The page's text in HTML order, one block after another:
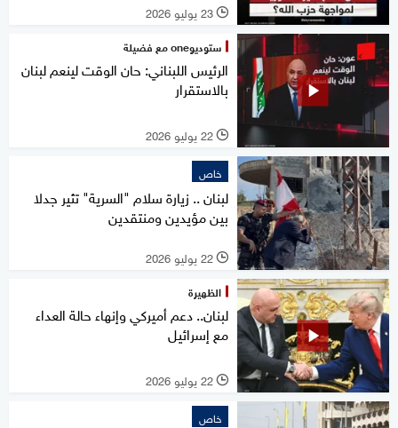
l 23 يوليو 2026
ستوديوone مع فضيلة
الرئيس اللبناني: حان الوقت لينعم لبنان
بالاستقرار
l 22 يوليو 2026
خاص
لبنان .. زيارة سلام "السرية" تثير جدلا
بين مؤيدين ومنتقدين
l 22 يوليو 2026
الظهيرة
لبنان.. دعم أميركي وإنهاء حالة العداء
مع إسرائيل
l 22 يوليو 2026
خاص